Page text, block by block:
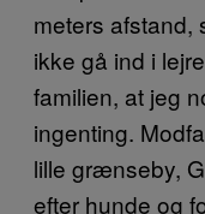
meters afstand,
ikke gå ind i
familien, at jeg
ingenting.
lille grænseby,
efter hunde og